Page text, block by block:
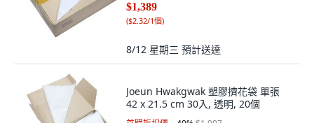
$1,389
($2.32/1個)
8/12 星期三 預計送達
Joeun Hwakgwak 塑膠擠花袋 單張
42 x 21.5 cm 30入, 透明, 20個